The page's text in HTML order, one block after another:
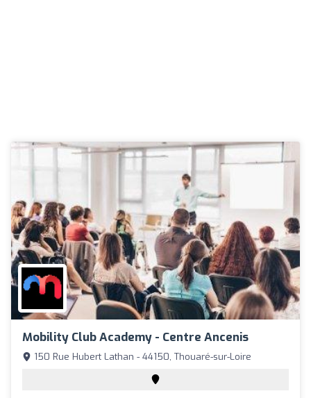
Mobility Club Academy - Centre Ancenis
150 Rue Hubert Lathan - 44150, Thouaré-sur-Loire